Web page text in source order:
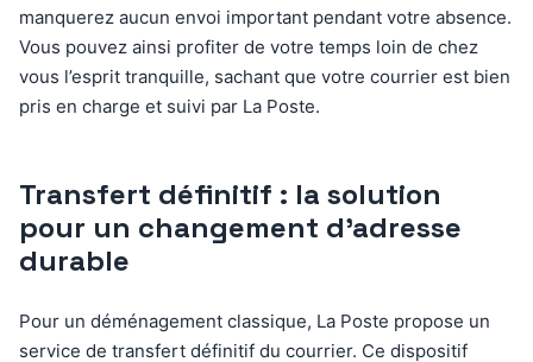
manquerez aucun envoi important pendant votre absence.
Vous pouvez ainsi profiter de votre temps loin de chez
vous l’esprit tranquille, sachant que votre courrier est bien
pris en charge et suivi par La Poste.
Transfert définitif : la solution
pour un changement d’adresse
durable
Pour un déménagement classique, La Poste propose un
service de transfert définitif du courrier. Ce dispositif